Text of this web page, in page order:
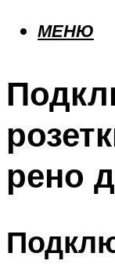
МЕНЮ
рено